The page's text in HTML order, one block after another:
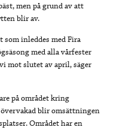
men på grund av att
blir av.
som inleddes med Fira
med alla vårfester
mot slutet av april, säger
på området kring
blir omsättningen
Området har en